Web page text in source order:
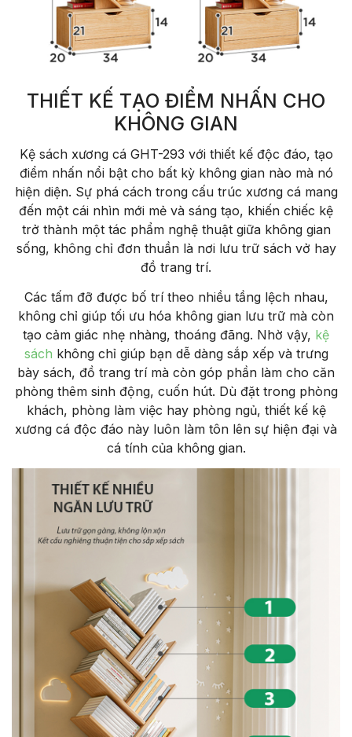
THIẾT KẾ TẠO ĐIỂM NHẤN CHO
KHÔNG GIAN
Kệ sách xương cá GHT-293 với thiết kế độc đáo, tạo
điểm nhấn nổi bật cho bất kỳ không gian nào mà nó
hiện diện. Sự phá cách trong cấu trúc xương cá mang
đến một cái nhìn mới mẻ và sáng tạo, khiến chiếc kệ
trở thành một tác phẩm nghệ thuật giữa không gian
sống, không chỉ đơn thuần là nơi lưu trữ sách vở hay
đồ trang trí.
Các tấm đỡ được bố trí theo nhiều tầng lệch nhau,
không chỉ giúp tối ưu hóa không gian lưu trữ mà còn
tạo cảm giác nhẹ nhàng, thoáng đãng. Nhờ vậy, kệ
sách không chỉ giúp bạn dễ dàng sắp xếp và trưng
bày sách, đồ trang trí mà còn góp phần làm cho căn
phòng thêm sinh động, cuốn hút. Dù đặt trong phòng
khách, phòng làm việc hay phòng ngủ, thiết kế kệ
xương cá độc đáo này luôn làm tôn lên sự hiện đại và
cá tính của không gian.